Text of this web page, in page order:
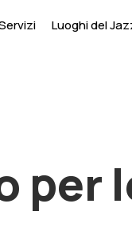
Luoghi del
per